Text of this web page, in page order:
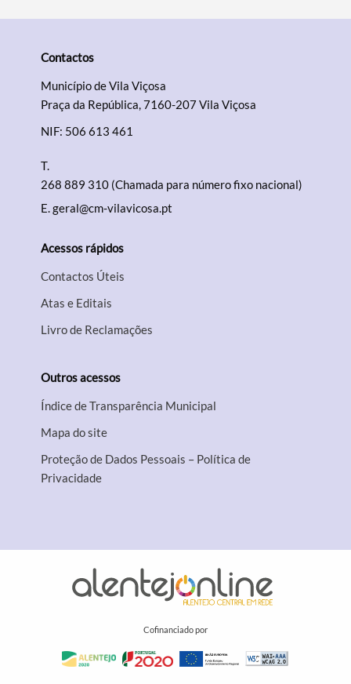
Termo de Pesquisa
Categorias gerais
Filtros
Contactos
Município de Vila Viçosa
Praça da República, 7160-207 Vila Viçosa
NIF: 506 613 461
T.
268 889 310 (Chamada para número fixo nacional)
E.geral@cm-vilavicosa.pt
Acessos rápidos
Contactos Úteis
Atas e Editais
Livro de Reclamações
Outros acessos
Índice de Transparência Municipal
Mapa do site
Proteção de Dados Pessoais – Política de
Privacidade
Cofinanciado por